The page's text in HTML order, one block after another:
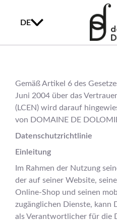
DE
Gemäß Artikel 6 des
Juni 2004 über das
(LCEN) wird darauf
von DOMAINE DE
Datenschutzrichtlinie
Einleitung
Im Rahmen der Nutzung
der auf seiner Website,
Online-Shop und seinen
zugänglichen Dienste, kann
als Verantwortlicher für die